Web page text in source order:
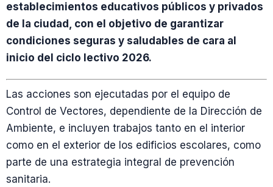
establecimientos educativos públicos y privados
de la ciudad, con el objetivo de garantizar
condiciones seguras y saludables de cara al
inicio del ciclo lectivo 2026.
Las acciones son ejecutadas por el equipo de
Control de Vectores, dependiente de la Dirección de
Ambiente, e incluyen trabajos tanto en el interior
como en el exterior de los edificios escolares, como
parte de una estrategia integral de prevención
sanitaria.